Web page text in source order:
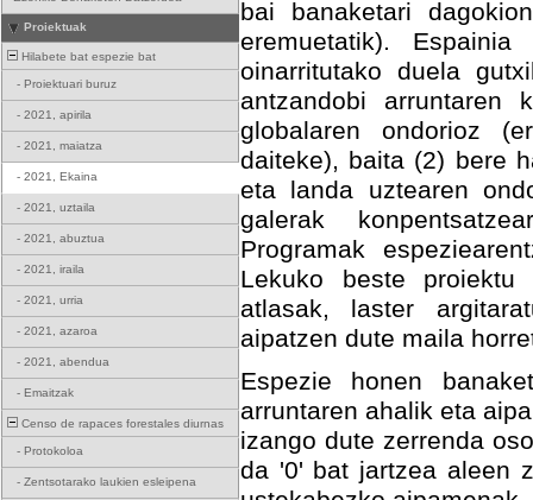
Proiektuak
Hilabete bat espezie bat
- Proiektuari buruz
- 2021, apirila
- 2021, maiatza
- 2021, Ekaina
- 2021, uztaila
- 2021, abuztua
- 2021, iraila
- 2021, urria
- 2021, azaroa
- 2021, abendua
- Emaitzak
Censo de rapaces forestales diurnas
- Protokoloa
- Zentsotarako laukien esleipena
bai banaketari
eremuetatik).
oinarritutako duela
antzandobi arruntaren
globalaren ondorioz
daiteke), baita (2) bere
eta landa uztearen
galerak
Programak
Lekuko beste proiektu
atlasak, laster
aipatzen dute maila
Espezie honen
arruntaren ahalik eta
izango dute zerrenda
da '0' bat jartzea aleen